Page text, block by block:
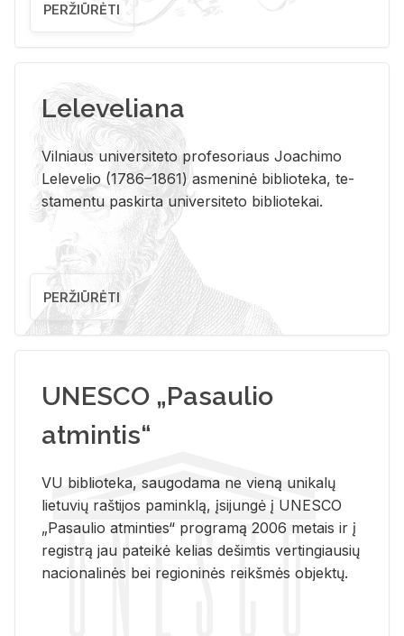
PERŽIŪRĖTI
Leleveliana
Vil­niaus uni­ver­si­te­to pro­fe­so­riaus Jo­a­chi­mo
Le­le­ve­lio (1786–1861) as­me­ni­nė bi­b­lio­te­ka, te­
sta­men­tu pa­skir­ta uni­ver­si­te­to bi­b­lio­te­kai.
PERŽIŪRĖTI
UNESCO „Pasaulio
atmintis“
VU biblioteka, saugodama ne vieną unikalų
lietuvių raštijos paminklą, įsijungė į UNESCO
„Pasaulio atminties“ programą 2006 metais ir į
registrą jau pateikė kelias dešimtis vertingiausių
nacionalinės bei regioninės reikšmės objektų.